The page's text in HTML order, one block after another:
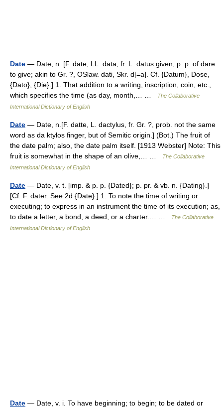
Date — Date, n. [F. date, LL. data, fr. L. datus given, p. p. of dare
to give; akin to Gr. ?, OSlaw. dati, Skr. d[=a]. Cf. {Datum}, Dose,
{Dato}, {Die}.] 1. That addition to a writing, inscription, coin, etc.,
which specifies the time (as day, month,… …
The Collaborative
International Dictionary of English
Date — Date, n.[F. datte, L. dactylus, fr. Gr. ?, prob. not the same
word as da ktylos finger, but of Semitic origin.] (Bot.) The fruit of
the date palm; also, the date palm itself. [1913 Webster] Note: This
fruit is somewhat in the shape of an olive,… …
The Collaborative
International Dictionary of English
Date — Date, v. t. [imp. & p. p. {Dated}; p. pr. & vb. n. {Dating}.]
[Cf. F. dater. See 2d {Date}.] 1. To note the time of writing or
executing; to express in an instrument the time of its execution; as,
to date a letter, a bond, a deed, or a charter.… …
The Collaborative
International Dictionary of English
Date — Date, v. i. To have beginning; to begin; to be dated or